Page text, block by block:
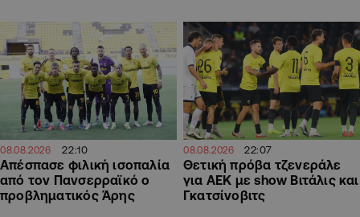
08.08.2026 22:10
Απέσπασε φιλική ισοπαλία
από τον Πανσερραϊκό ο
προβληματικός Άρης
08.08.2026 22:07
Θετική πρόβα τζενεράλε
για ΑΕΚ με show Βιτάλις και
Γκατσίνοβιτς